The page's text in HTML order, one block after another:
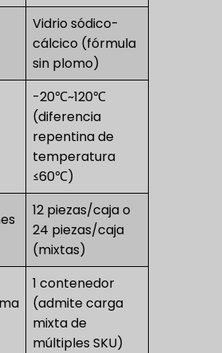
Vidrio sódico-
cálcico (fórmula
sin plomo)
-20℃~120℃
(diferencia
repentina de
temperatura
≤60℃)
12 piezas/caja o
24 piezas/caja
(mixtas)
1 contenedor
(admite carga
mixta de
múltiples SKU)